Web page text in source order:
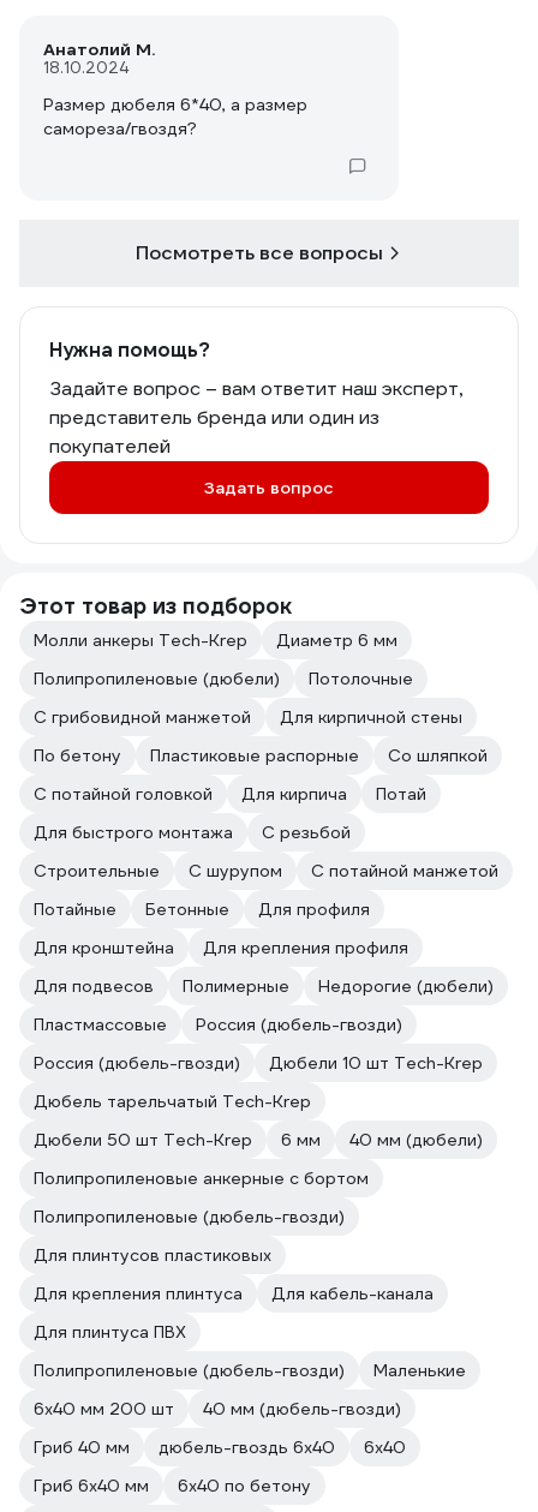
Анатолий М.
18.10.2024
Размер дюбеля 6*40, а размер
самореза/гвоздя?
Посмотреть все вопросы
Нужна помощь?
Задайте вопрос – вам ответит наш эксперт,
представитель бренда или один из
покупателей
Задать вопрос
Этот товар из подборок
Молли анкеры Tech-Krep
Диаметр 6 мм
Полипропиленовые (дюбели)
Потолочные
С грибовидной манжетой
Для кирпичной стены
По бетону
Пластиковые распорные
Со шляпкой
С потайной головкой
Для кирпича
Потай
Для быстрого монтажа
С резьбой
Строительные
С шурупом
С потайной манжетой
Потайные
Бетонные
Для профиля
Для кронштейна
Для крепления профиля
Для подвесов
Полимерные
Недорогие (дюбели)
Пластмассовые
Россия (дюбель-гвозди)
Россия (дюбель-гвозди)
Дюбели 10 шт Tech-Krep
Дюбель тарельчатый Tech-Krep
Дюбели 50 шт Tech-Krep
6 мм
40 мм (дюбели)
Полипропиленовые анкерные с бортом
Полипропиленовые (дюбель-гвозди)
Для плинтусов пластиковых
Для крепления плинтуса
Для кабель-канала
Для плинтуса ПВХ
Полипропиленовые (дюбель-гвозди)
Маленькие
6х40 мм 200 шт
40 мм (дюбель-гвозди)
Гриб 40 мм
дюбель-гвоздь 6х40
6х40
Гриб 6х40 мм
6х40 по бетону